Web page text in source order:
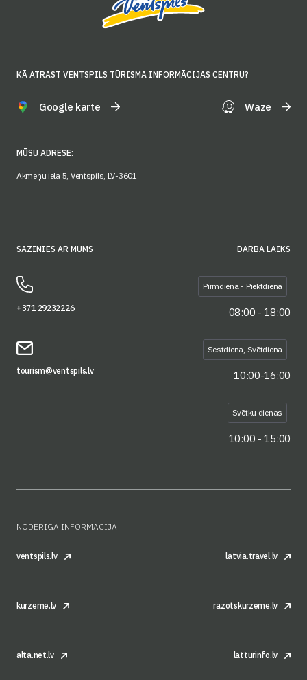
KĀ ATRAST VENTSPILS TŪRISMA INFORMĀCIJAS CENTRU?
Google karte Waze
MŪSU ADRESE:
Akmeņu iela 5, Ventspils, LV-3601
SAZINIES AR MUMS
+371 29232226
tourism@ventspils.lv
DARBA LAIKS
Pirmdiena - Piektdiena
08:00 - 18:00
Sestdiena, Svētdiena
10:00-16:00
Svētku dienas
10:00 - 15:00
NODERĪGA INFORMĀCIJA
ventspils.lv latvia.travel.lv
kurzeme.lv razotskurzeme.lv
alta.net.lv latturinfo.lv